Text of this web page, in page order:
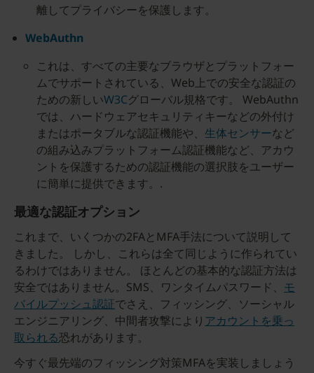
離してプライバシーを保護します。
WebAuthn
これは、すべての主要なブラウザとプラットフォー
ムでサポートされている、Web上での安全な認証の
ための新しいW3Cグローバル規格です。 WebAuthn
では、ハードウェアセキュリティキーなどの外付け
またはポータブルな認証機能や、 生体センサーなど
の組み込みプラットフォーム認証機能など、アカウ
ントを保護するための認証機能の選択肢をユーザー
に簡単に提供できます。.
最適な認証オプション
これまで、いくつかの2FAとMFA手法について説明して
きました。 しかし、これらは全て同じように作られてい
るわけではありません。 ほとんどの基本的な認証方法は
安全ではありません。SMS、ワンタイムパスワード、 モ
バイルプッシュ認証でさえ、フィッシング、ソーシャル
エンジニアリング、中間者攻撃により アカウントを乗っ
取られる恐れがあります。
今すぐ最先端のフィッシング対策MFAを実装しましょう